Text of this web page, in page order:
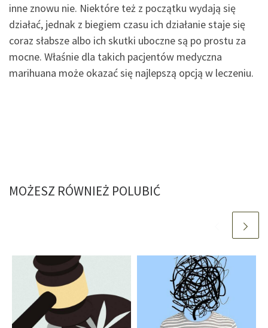
inne znowu nie. Niektóre też z początku wydają się
działać, jednak z biegiem czasu ich działanie staje się
coraz słabsze albo ich skutki uboczne są po prostu za
mocne. Właśnie dla takich pacjentów medyczna
marihuana może okazać się najlepszą opcją w leczeniu.
MOŻESZ RÓWNIEŻ POLUBIĆ